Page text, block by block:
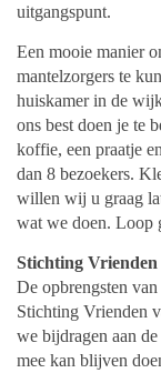
uitgangspunt.
Een mooie manier
mantelzorgers te
huiskamer in de
ons best doen je te
koffie, een praatje
dan 8 bezoekers.
willen wij u graag
wat we doen. Loop
Stichting
De opbrengsten
Stichting Vrienden
we bijdragen aan
mee kan blijven